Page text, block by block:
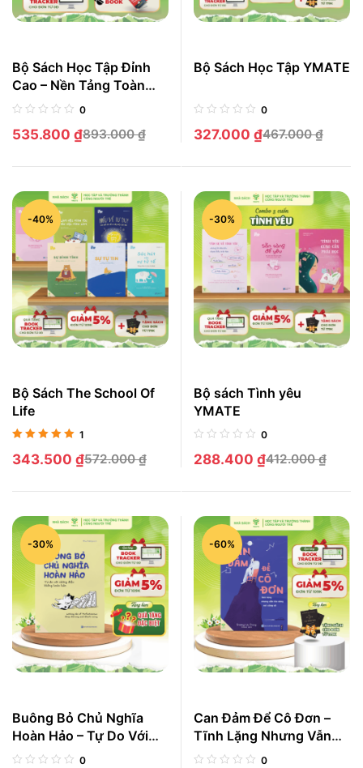
Bộ Sách Học Tập Đỉnh
Cao – Nền Tảng Toàn
Diện Để Học Thông Minh
0
893.000₫
535.800 ₫
Bộ Sách Học Tập YMATE
0
467.000₫
327.000 ₫
-40%
Bộ Sách The School Of
Life
hạng5.005
1
572.000₫
343.500 ₫
-30%
Bộ sách Tình yêu
YMATE
0
412.000₫
288.400 ₫
-30%
Buông Bỏ Chủ Nghĩa
Hoàn Hảo – Tự Do Với
Những Điều Không Hoàn
0
-60%
Can Đảm Để Cô Đơn –
Tĩnh Lặng Nhưng Vẫn
Toả Sáng Nơi Công Sở
0